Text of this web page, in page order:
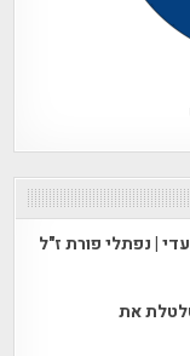
| נפתלי פורת ז"ל
את